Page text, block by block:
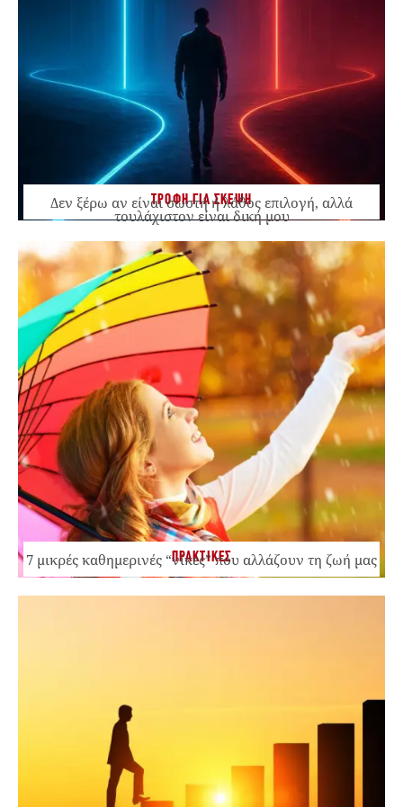
ΤΡΟΦΗ ΓΙΑ ΣΚΕΨΗ
Δεν ξέρω αν είναι σωστή ή λάθος επιλογή, αλλά
τουλάχιστον είναι δική μου
ΠΡΑΚΤΙΚΕΣ
7 μικρές καθημερινές “νίκες” που αλλάζουν τη ζωή μας